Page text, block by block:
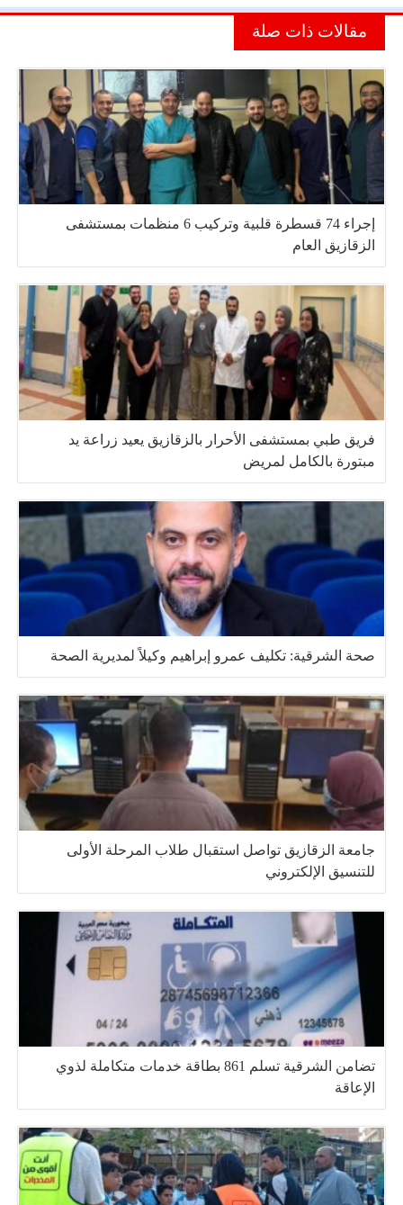
مقالات ذات صلة
إجراء 74 قسطرة قلبية وتركيب 6 منظمات بمستشفى
الزقازيق العام
فريق طبي بمستشفى الأحرار بالزقازيق يعيد زراعة يد
مبتورة بالكامل لمريض
صحة الشرقية: تكليف عمرو إبراهيم وكيلاً لمديرية الصحة
جامعة الزقازيق تواصل استقبال طلاب المرحلة الأولى
للتنسيق الإلكتروني
تضامن الشرقية تسلم 861 بطاقة خدمات متكاملة لذوي
الإعاقة